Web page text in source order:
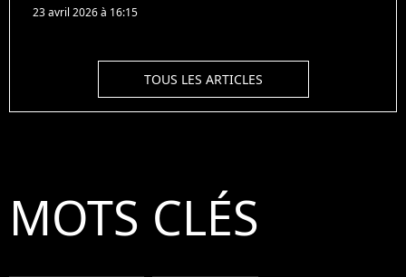
23 avril 2026 à 16:15
TOUS LES ARTICLES
MOTS CLÉS